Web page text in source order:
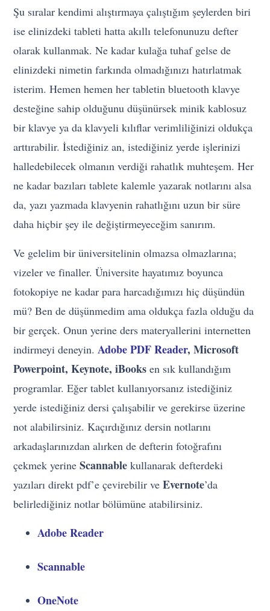
Şu sıralar kendimi alıştırmaya çalıştığım şeylerden biri
ise elinizdeki tableti hatta akıllı telefonunuzu defter
olarak kullanmak. Ne kadar kulağa tuhaf gelse de
elinizdeki nimetin farkında olmadığınızı hatırlatmak
isterim. Hemen hemen her tabletin bluetooth klavye
desteğine sahip olduğunu düşünürsek minik kablosuz
bir klavye ya da klavyeli kılıflar verimliliğinizi oldukça
arttırabilir. İstediğiniz an, istediğiniz yerde işlerinizi
halledebilecek olmanın verdiği rahatlık muhteşem. Her
ne kadar bazıları tablete kalemle yazarak notlarını alsa
da, yazı yazmada klavyenin rahatlığını uzun bir süre
daha hiçbir şey ile değiştirmeyeceğim sanırım.
Ve gelelim bir üniversitelinin olmazsa olmazlarına;
vizeler ve finaller. Üniversite hayatımız boyunca
fotokopiye ne kadar para harcadığımızı hiç düşündün
mü? Ben de düşünmedim ama oldukça fazla olduğu da
bir gerçek. Onun yerine ders materyallerini internetten
indirmeyi deneyin.Adobe PDF Reader, Microsoft
Powerpoint, Keynote, iBooksen sık kullandığım
programlar. Eğer tablet kullanıyorsanız istediğiniz
yerde istediğiniz dersi çalışabilir ve gerekirse üzerine
not alabilirsiniz. Kaçırdığınız dersin notlarını
arkadaşlarınızdan alırken de defterin fotoğrafını
çekmek yerineScannable kullanarak defterdeki
yazıları direkt pdf’e çevirebilir veEvernote’da
belirlediğiniz notlar bölümüne atabilirsiniz.
Adobe Reader
Scannable
OneNote